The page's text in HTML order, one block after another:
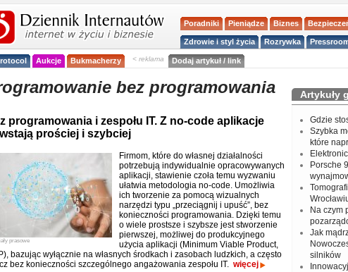
Poradniki Pieniądze Biznes
Zdrowie i styl życia Rozrywka
Aukcje Bukmacherzy < reklama Dodaj artykuł / link
bez programowania
programowania i zespołu IT. Z no-code aplikacje
prościej i szybciej
prasowe
Firmom, które do własnej działalności
potrzebują indywidualnie opracowywanych
aplikacji, stawienie czoła temu wyzwaniu
ułatwia metodologia no-code. Umożliwia
ich tworzenie za pomocą wizualnych
narzędzi typu „przeciągnij i upuść”, bez
konieczności programowania. Dzięki temu
o wiele prostsze i szybsze jest stworzenie
pierwszej, możliwej do produkcyjnego
użycia aplikacji (Minimum Viable Product,
bazując wyłącznie na własnych środkach i zasobach ludzkich, a często
bez konieczności szczególnego angażowania zespołu IT. więcej
Artykuły
Gdzie
Szybka
które
Porsche
Na czym
Jak
silników